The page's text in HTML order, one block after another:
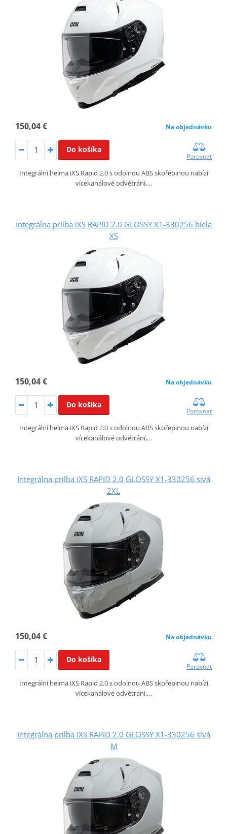
150,04 € Na objednávku
Do košíka
Porovnať
Integrální helma iXS Rapid 2.0 s odolnou ABS skořepinou nabízí
vícekanálové odvětrání,…
Integrálna prilba iXS RAPID 2.0 GLOSSY X1-330256 biela
XS
150,04 € Na objednávku
Do košíka
Porovnať
Integrální helma iXS Rapid 2.0 s odolnou ABS skořepinou nabízí
vícekanálové odvětrání,…
Integrálna prilba iXS RAPID 2.0 GLOSSY X1-330256 sivá
2XL
150,04 € Na objednávku
Do košíka
Porovnať
Integrální helma iXS Rapid 2.0 s odolnou ABS skořepinou nabízí
vícekanálové odvětrání,…
Integrálna prilba iXS RAPID 2.0 GLOSSY X1-330256 sivá
M